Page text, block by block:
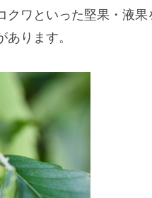
ワといった堅果・液
あります。